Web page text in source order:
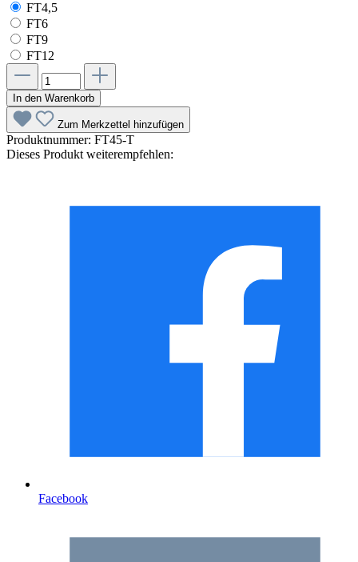
FT4,5
FT6
FT9
FT12
In den Warenkorb
Zum Merkzettel hinzufügen
Produktnummer: FT45-T
Dieses Produkt weiterempfehlen:
Facebook